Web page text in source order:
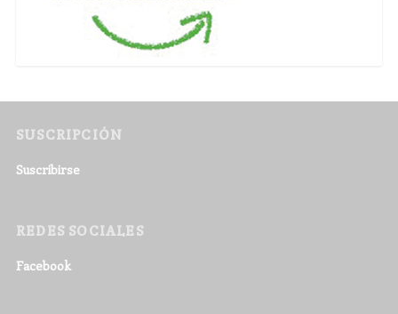
SUSCRIPCIÓN
Suscribirse
REDES SOCIALES
Facebook